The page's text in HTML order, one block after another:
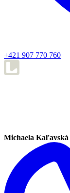
+421 907 770 760
Michaela Kaľavská